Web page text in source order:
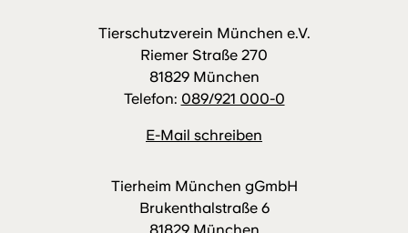
Tierschutzverein München e.V.
Riemer Straße 270
81829 München
Telefon: 089/921 000-0
E-Mail schreiben
Tierheim München gGmbH
Brukenthalstraße 6